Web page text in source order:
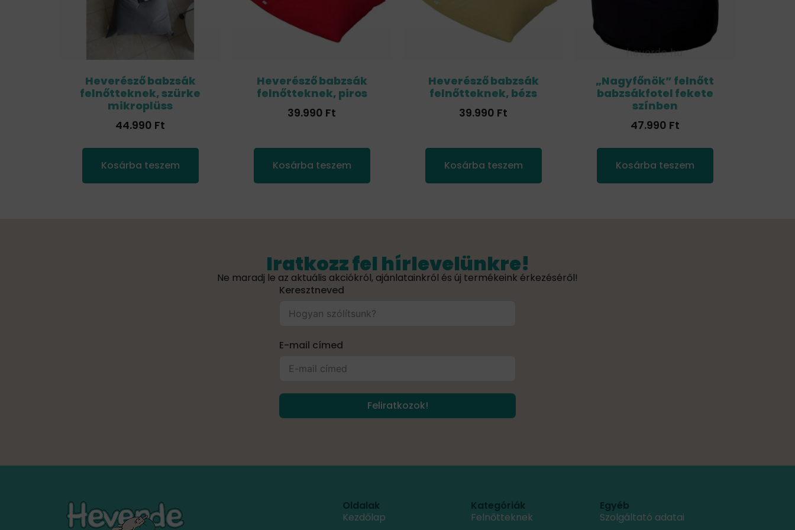
Heverésző babzsák
felnőtteknek, szürke
mikroplüss
44.990 Ft
Kosárba teszem
Heverésző babzsák
felnőtteknek, piros
39.990 Ft
Kosárba teszem
Heverésző babzsák
felnőtteknek, bézs
39.990 Ft
Kosárba teszem
„Nagyfőnök” felnőtt
babzsákfotel fekete
színben
47.990 Ft
Kosárba teszem
Iratkozz fel hírlevelünkre!
Ne maradj le az aktuális akciókról, ajánlatainkról és új termékeink érkezéséről!
Keresztneved
E-mail címed
Feliratkozok!
Oldalak
Kezdőlap
Kategóriák
Felnőtteknek
Egyéb
Szolgáltató adatai